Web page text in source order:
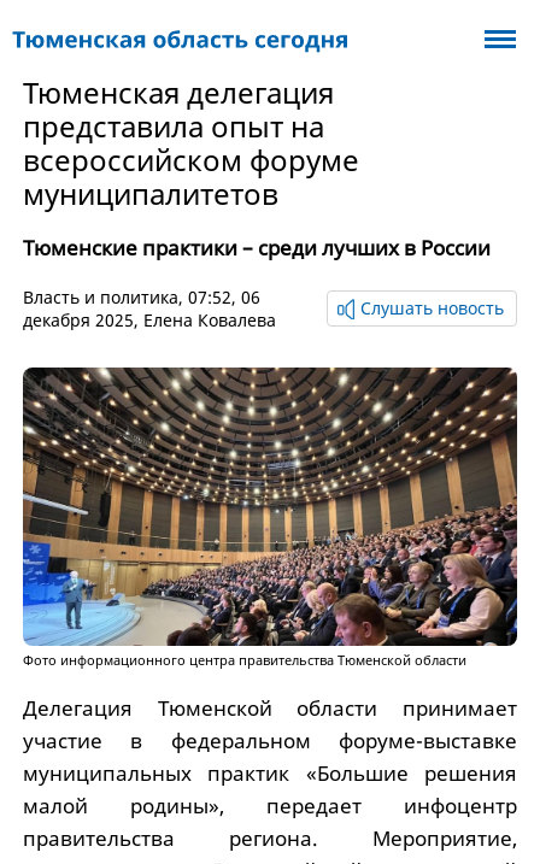
Тюменская делегация
представила опыт на
всероссийском форуме
муниципалитетов
Тюменские практики – среди лучших в России
Власть и политика, 07:52, 06
декабря 2025, Елена Ковалева
Слушать новость
Фото информационного центра правительства Тюменской области
Делегация Тюменской области принимает
участие в федеральном форуме-выставке
муниципальных практик «Большие решения
малой родины», передает инфоцентр
правительства региона. Мероприятие,